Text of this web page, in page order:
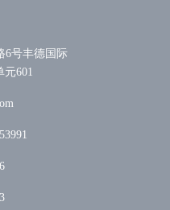
6号丰德国际
元601